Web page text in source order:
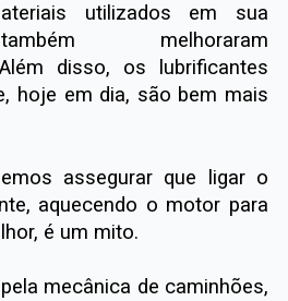
utilizados em sua
melhoraram
disso, os lubrificantes
hoje em dia, são bem mais
assegurar que ligar o
aquecendo o motor para
é um mito.
mecânica de caminhões,